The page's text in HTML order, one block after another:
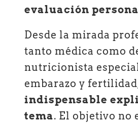
evaluación
Desde la mirada
tanto médica como
nutricionista
embarazo y
indispensable
tema. El objetivo no